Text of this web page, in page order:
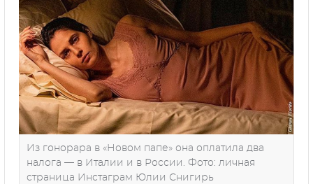
Из гонорара в «Новом папе» она оплатила два
налога — в Италии и в России. Фото: личная
страница Инстаграм Юлии Снигирь